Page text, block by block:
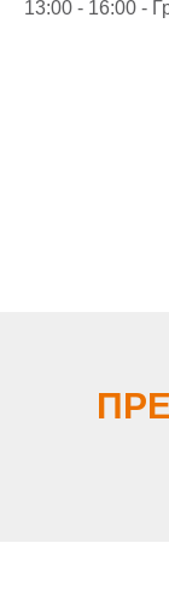
13:00 - 16:00 -